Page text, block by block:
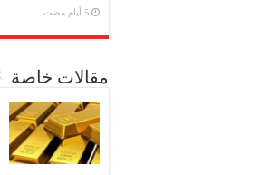
مقالات خاصة